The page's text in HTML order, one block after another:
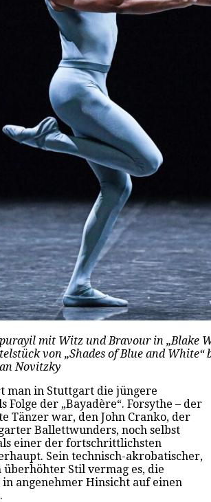
mit Witz und Bravour in „Blake
von „Shades of Blue and
Novitzky
man in Stuttgart die jüngere
Folge der „Bayadère“. Forsythe – der
Tänzer war, den John Cranko, der
Ballettwunders, noch selbst
einer der fortschrittlichsten
Sein technisch-akrobatischer,
überhöhter Stil vermag es, die
angenehmer Hinsicht auf einen